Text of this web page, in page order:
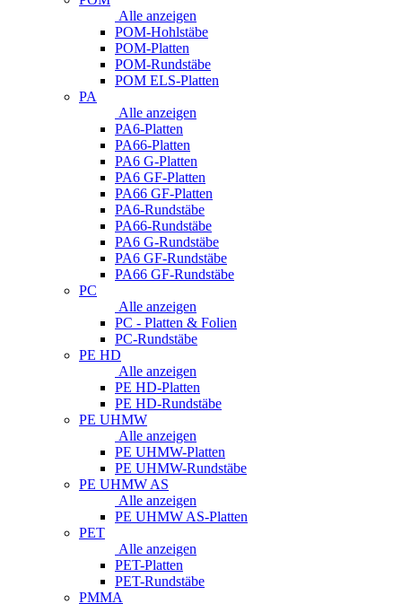
Alle anzeigen
POM-Hohlstäbe
POM-Platten
POM-Rundstäbe
POM ELS-Platten
PA
Alle anzeigen
PA6-Platten
PA66-Platten
PA6 G-Platten
PA6 GF-Platten
PA66 GF-Platten
PA6-Rundstäbe
PA66-Rundstäbe
PA6 G-Rundstäbe
PA6 GF-Rundstäbe
PA66 GF-Rundstäbe
PC
Alle anzeigen
PC - Platten & Folien
PC-Rundstäbe
PE HD
Alle anzeigen
PE HD-Platten
PE HD-Rundstäbe
PE UHMW
Alle anzeigen
PE UHMW-Platten
PE UHMW-Rundstäbe
PE UHMW AS
Alle anzeigen
PE UHMW AS-Platten
PET
Alle anzeigen
PET-Platten
PET-Rundstäbe
PMMA